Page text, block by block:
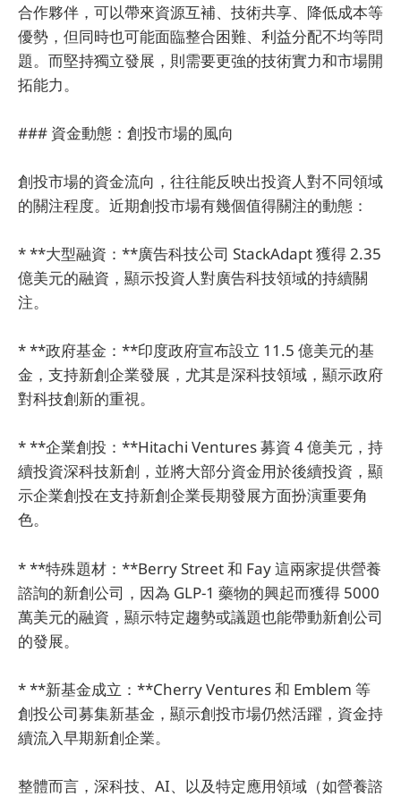
合作夥伴，可以帶來資源互補、技術共享、降低成本等
優勢，但同時也可能面臨整合困難、利益分配不均等問
題。而堅持獨立發展，則需要更強的技術實力和市場開
拓能力。
### 資金動態：創投市場的風向
創投市場的資金流向，往往能反映出投資人對不同領域
的關注程度。近期創投市場有幾個值得關注的動態：
* **大型融資：**廣告科技公司 StackAdapt 獲得 2.35
億美元的融資，顯示投資人對廣告科技領域的持續關
注。
* **政府基金：**印度政府宣布設立 11.5 億美元的基
金，支持新創企業發展，尤其是深科技領域，顯示政府
對科技創新的重視。
* **企業創投：**Hitachi Ventures 募資 4 億美元，持
續投資深科技新創，並將大部分資金用於後續投資，顯
示企業創投在支持新創企業長期發展方面扮演重要角
色。
* **特殊題材：**Berry Street 和 Fay 這兩家提供營養
諮詢的新創公司，因為 GLP-1 藥物的興起而獲得 5000
萬美元的融資，顯示特定趨勢或議題也能帶動新創公司
的發展。
* **新基金成立：**Cherry Ventures 和 Emblem 等
創投公司募集新基金，顯示創投市場仍然活躍，資金持
續流入早期新創企業。
整體而言，深科技、AI、以及特定應用領域（如營養諮